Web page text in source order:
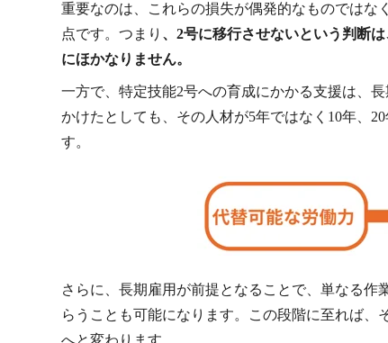
重要なのは、これらの損失が偶発的なものではな
点です。つまり 、2号に移行させないという判断
にほかなりません。
一方で、特定技能2号への育成にかかる支援は、
かけたとしても、その人材が5年ではなく10年、
す。
さらに、長期雇用が前提となることで、単なる
らうことも可能になります。この段階に至れば